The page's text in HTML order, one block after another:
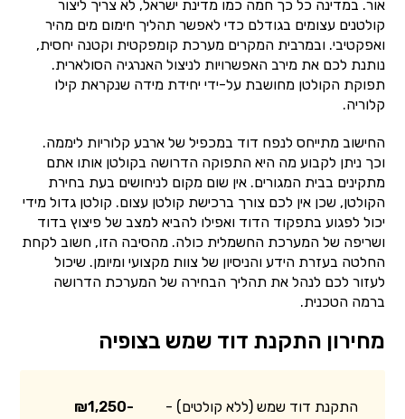
אור. במדינה כל כך חמה כמו מדינת ישראל, לא צריך ליצור
קולטנים עצומים בגודלם כדי לאפשר תהליך חימום מים מהיר
ואפקטיבי. ובמרבית המקרים מערכת קומפקטית וקטנה יחסית,
נותנת לכם את מירב האפשרויות לניצול האנרגיה הסולארית.
תפוקת הקולטן מחושבת על-ידי יחידת מידה שנקראת קילו
קלוריה.
החישוב מתייחס לנפח דוד במכפיל של ארבע קלוריות ליממה.
וכך ניתן לקבוע מה היא התפוקה הדרושה בקולטן אותו אתם
מתקינים בבית המגורים. אין שום מקום לניחושים בעת בחירת
הקולטן, שכן אין לכם צורך ברכישת קולטן עצום. קולטן גדול מידי
יכול לפגוע בתפקוד הדוד ואפילו להביא למצב של פיצוץ בדוד
ושריפה של המערכת החשמלית כולה. מהסיבה הזו, חשוב לקחת
החלטה בעזרת הידע והניסיון של צוות מקצועי ומיומן. שיכול
לעזור לכם לנהל את תהליך הבחירה של המערכת הדרושה
ברמה הטכנית.
מחירון התקנת דוד שמש בצופיה
התקנת דוד שמש (ללא קולטים) -
₪1,250-